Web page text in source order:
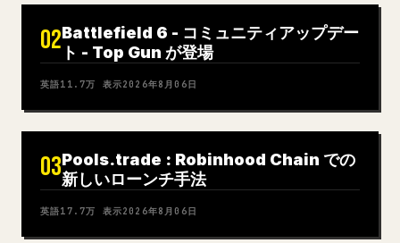
02Battlefield 6 - コミュニティアップデー
ト - Top Gun が登場
英語11.7万 表示2026年8月06日
03Pools.trade : Robinhood Chain での
新しいローンチ手法
英語17.7万 表示2026年8月06日